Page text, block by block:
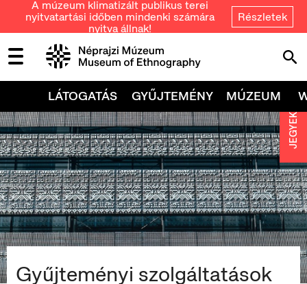
A múzeum klimatizált publikus terei
nyitvatartási időben mindenki számára
nyitva állnak!
Részletek
LÁTOGATÁS GYŰJTEMÉNY MÚZEUM
Gyűjteményi szolgáltatások
JEGYEK